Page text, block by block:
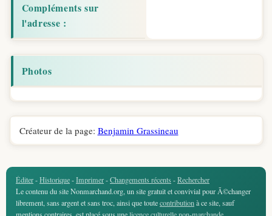
Compléments sur
l'adresse :
Photos
Créateur de la page: Benjamin Grassineau
Éditer-Historique-Imprimer-Changements récents-Rechercher
Le contenu du site Nonmarchand.org, un site gratuit et convivial pour Ã©changer
librement, sans argent et sans troc, ainsi que toutecontributionà ce site, sauf